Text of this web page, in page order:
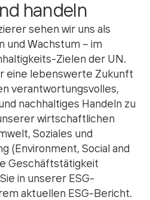
handeln
sehen wir uns als
und Wachstum – im
Zielen der UN.
eine lebenswerte Zukunft
verantwortungsvolles,
nachhaltiges Handeln zu
wirtschaftlichen
Soziales und
(Environment, Social and
Geschäftstätigkeit
in unserer ESG-
aktuellen ESG-Bericht.